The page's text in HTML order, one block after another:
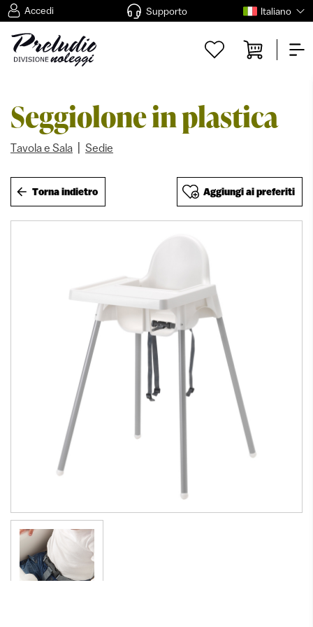
Accedi Supporto Italiano
Seggiolone in plastica
Tavola e Sala Sedie
Torna indietro Aggiungi ai preferiti